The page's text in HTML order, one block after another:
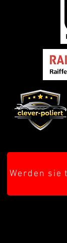
Werden sie